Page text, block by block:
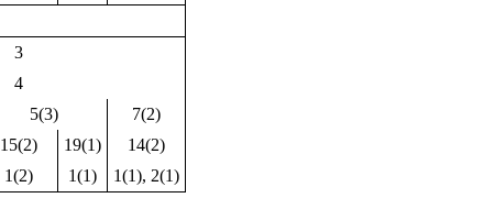
3
4
5(3)
7(2)
15(2) 19(1)
14(2)
1(2) 1(1) 1(1), 2(1)